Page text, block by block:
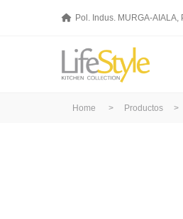
Pol. Indus. MURGA-
Home > Productos >